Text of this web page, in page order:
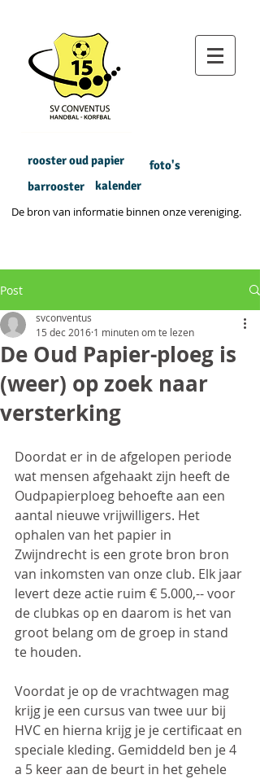
rooster oud papier
barrooster
foto's
kalender
De bron van informatie binnen onze vereniging.
Post
De Oud Papier-ploeg is
(weer) op zoek naar
versterking
svconventus
15 dec 2016 1 minuten om te lezen
Doordat er in de afgelopen periode
wat mensen afgehaakt zijn heeft de
Oudpapierploeg behoefte aan een
aantal nieuwe vrijwilligers. Het
ophalen van het papier in
Zwijndrecht is een grote bron bron
van inkomsten van onze club. Elk jaar
levert deze actie ruim € 5.000,-- voor
de clubkas op en daarom is het van
groot belang om de groep in stand
te houden.
Voordat je op de vrachtwagen mag
krijg je een cursus van twee uur bij
HVC en hierna krijg je je certificaat en
speciale kleding. Gemiddeld ben je 4
a 5 keer aan de beurt in het gehele